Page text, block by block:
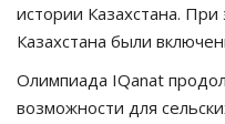
истории Казахстана.
Казахстана были
Олимпиада IQanat
возможности для